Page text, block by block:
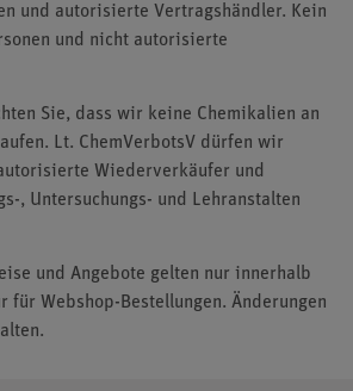
und autorisierte Vertragshändler. Kein
und nicht autorisierte
Sie, dass wir keine Chemikalien an
Lt. ChemVerbotsV dürfen wir
Wiederverkäufer und
, Untersuchungs- und Lehranstalten
und Angebote gelten nur innerhalb
für Webshop-Bestellungen. Änderungen